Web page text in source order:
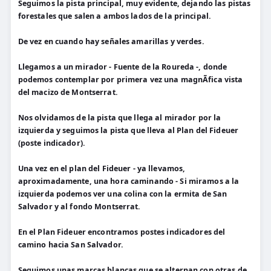
Seguimos la pista principal, muy evidente, dejando las pistas
forestales que salen a ambos lados de la principal.
De vez en cuando hay señales amarillas y verdes.
Llegamos a un mirador - Fuente de la Roureda -, donde
podemos contemplar por primera vez una magnÃ­fica vista
del macizo de Montserrat.
Nos olvidamos de la pista que llega al mirador por la
izquierda y seguimos la pista que lleva al Plan del Fideuer
(poste indicador).
Una vez en el plan del Fideuer - ya llevamos,
aproximadamente, una hora caminando - Si miramos a la
izquierda podemos ver una colina con la ermita de San
Salvador y al fondo Montserrat.
En el Plan Fideuer encontramos postes indicadores del
camino hacia San Salvador.